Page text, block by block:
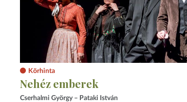
Körhinta
Nehéz emberek
Cserhalmi György – Pataki István